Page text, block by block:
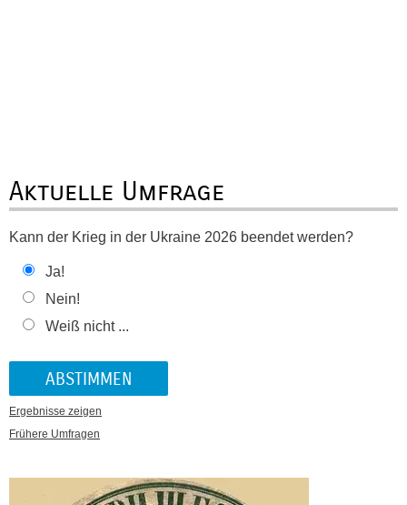
Aktuelle Umfrage
Kann der Krieg in der Ukraine 2026 beendet werden?
Ja!
Nein!
Weiß nicht ...
Ergebnisse zeigen
Frühere Umfragen